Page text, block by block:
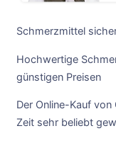
Schmerzmittel
Hochwertige
günstigen Preisen
Der Online-Kauf
Zeit sehr beliebt